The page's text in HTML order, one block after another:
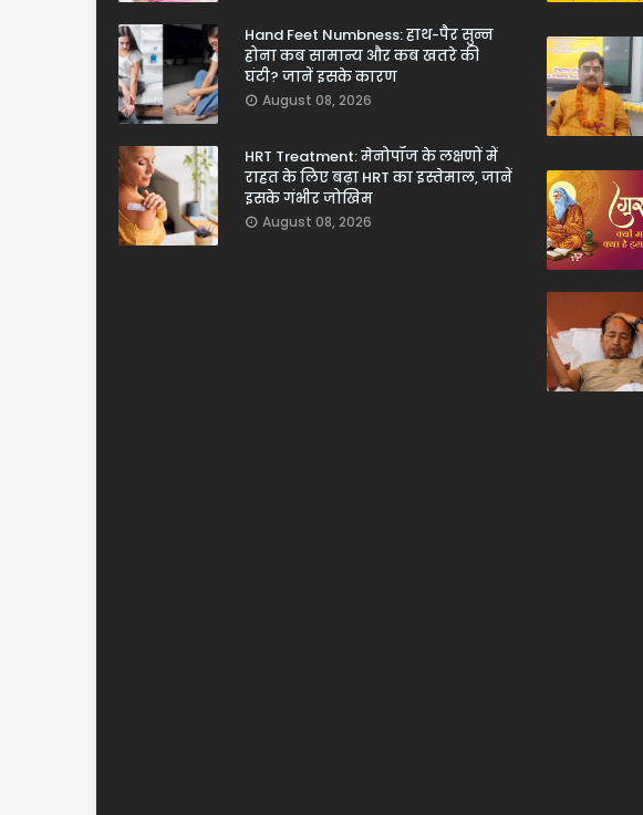
Hand Feet Numbness: हाथ-पैर सुन्न
होना कब सामान्य और कब खतरे की
घंटी? जानें इसके कारण
August 08, 2026
HRT Treatment: मेनोपॉज के लक्षणों में
राहत के लिए बढ़ा HRT का इस्तेमाल, जानें
इसके गंभीर जोखिम
August 08, 2026